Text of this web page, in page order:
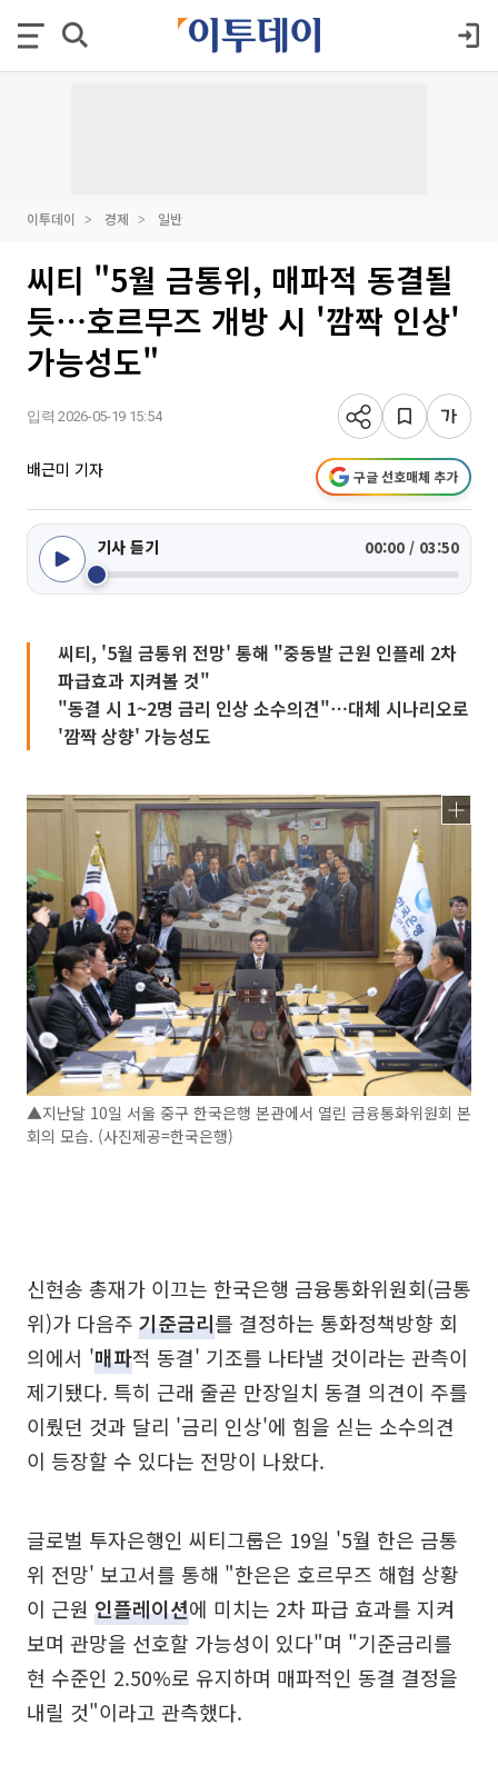
이투데이 경제 일반
씨티 "5월 금통위, 매파적 동결될
듯⋯호르무즈 개방 시 '깜짝 인상'
가능성도"
입력 2026-05-19 15:54
배근미 기자 구글 선호매체 추가
기사 듣기 00:00 / 03:50
씨티, '5월 금통위 전망' 통해 "중동발 근원 인플레 2차
파급효과 지켜볼 것"
"동결 시 1~2명 금리 인상 소수의견"⋯대체 시나리오로
'깜짝 상향' 가능성도
▲지난달 10일 서울 중구 한국은행 본관에서 열린 금융통화위원회 본
회의 모습. (사진제공=한국은행)
신현송 총재가 이끄는 한국은행 금융통화위원회(금통
위)가 다음주 기준금리를 결정하는 통화정책방향 회
의에서 '매파적 동결' 기조를 나타낼 것이라는 관측이
제기됐다. 특히 근래 줄곧 만장일치 동결 의견이 주를
이뤘던 것과 달리 '금리 인상'에 힘을 싣는 소수의견
이 등장할 수 있다는 전망이 나왔다.
글로벌 투자은행인 씨티그룹은 19일 '5월 한은 금통
위 전망' 보고서를 통해 "한은은 호르무즈 해협 상황
이 근원 인플레이션에 미치는 2차 파급 효과를 지켜
보며 관망을 선호할 가능성이 있다"며 "기준금리를
현 수준인 2.50%로 유지하며 매파적인 동결 결정을
내릴 것"이라고 관측했다.